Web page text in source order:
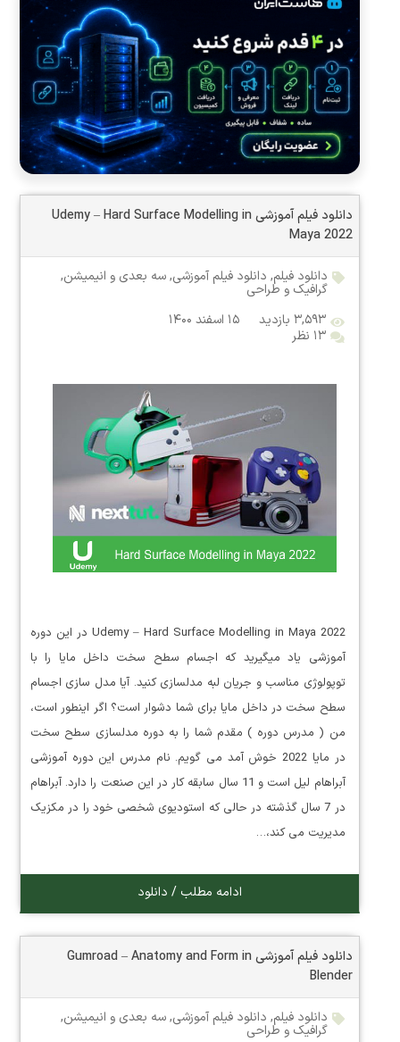
دانلود فیلم آموزشی Udemy – Hard Surface Modelling in
Maya 2022
دانلود فیلم, دانلود فیلم آموزشی,سه بعدی و انیمیشن,
گرافیک و طراحی
۳,۵۹۳ بازدید
۱۵ اسفند ۱۴۰۰
۱۳ نظر
Udemy – Hard Surface Modelling in Maya 2022 در این دوره
آموزشی یاد میگیرید که اجسام سطح سخت داخل مایا را با
توپولوژی مناسب و جریان لبه مدلسازی کنید. آیا مدل سازی اجسام
سطح سخت در داخل مایا برای شما دشوار است؟ اگر اینطور است،
من ( مدرس دوره ) مقدم شما را به دوره مدلسازی سطح سخت
در مایا 2022 خوش آمد می گویم. نام مدرس این دوره آموزشی
آبراهام لیل است و 11 سال سابقه کار در این صنعت را دارد. آبراهام
در 7 سال گذشته در حالی که استودیوی شخصی خود را در مکزیک
مدیریت می کند،…
ادامه مطلب / دانلود
دانلود فیلم آموزشی Gumroad – Anatomy and Form in
Blender
دانلود فیلم, دانلود فیلم آموزشی,سه بعدی و انیمیشن,
گرافیک و طراحی